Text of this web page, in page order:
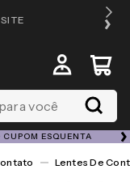
ESQUENTA
Lentes De